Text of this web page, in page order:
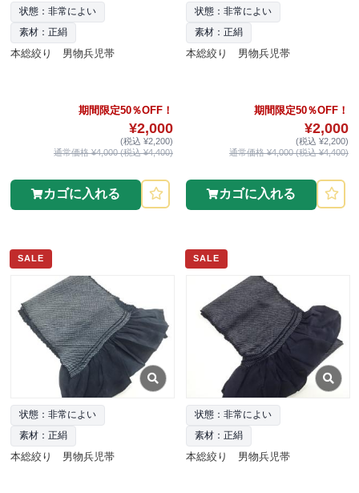
状態：非常によい
素材：正絹
本総絞り 男物兵児帯
期間限定50％OFF！
¥2,000
(税込 ¥2,200)
通常価格 ¥4,000 (税込 ¥4,400)
カゴに入れる
状態：非常によい
素材：正絹
本総絞り 男物兵児帯
期間限定50％OFF！
¥2,000
(税込 ¥2,200)
通常価格 ¥4,000 (税込 ¥4,400)
カゴに入れる
SALE
状態：非常によい
素材：正絹
本総絞り 男物兵児帯
SALE
状態：非常によい
素材：正絹
本総絞り 男物兵児帯